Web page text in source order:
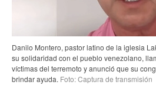
Danilo Montero, pastor latino de la iglesia
su solidaridad con el pueblo venezolano,
víctimas del terremoto y anunció que su
brindar ayuda. Foto: Captura de transmisión